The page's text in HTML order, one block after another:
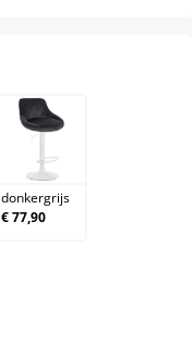
donkergrijs
donkergrijs
€ 77,90